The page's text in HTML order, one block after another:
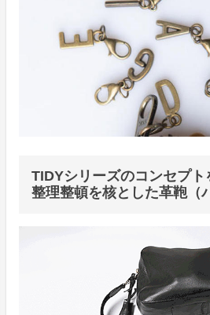
TIDYシリーズのコンセプト
整理整頓を核とした革鞄（